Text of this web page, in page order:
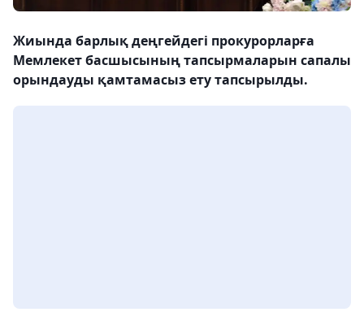
Жиында барлық деңгейдегі прокурорларға
Мемлекет басшысының тапсырмаларын сапалы
орындауды қамтамасыз ету тапсырылды.